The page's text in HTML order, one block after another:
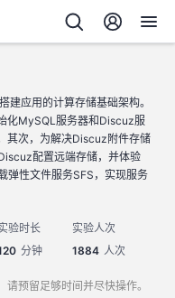
应用的计算存储基础架构。
化MySQL服务器和Discuz服
其次，为解决Discuz附件存储
配置远端存储，并体验
弹性文件服务SFS，实现服务
预留足够时间并尽快操作。
验时长
分钟
实验人次
1884 人次
实践练习